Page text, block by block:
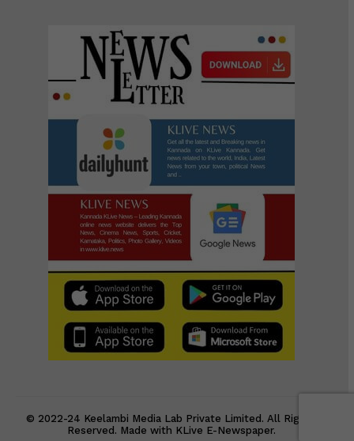
© 2022-24 Keelambi Media Lab Private Limited. All Rights
Reserved. Made with KLive E-Newspaper.